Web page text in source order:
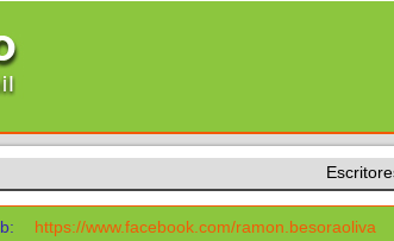
https://www.facebook.com/ramon.besoraoliva